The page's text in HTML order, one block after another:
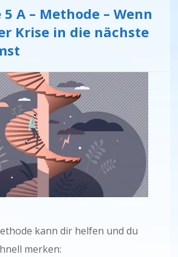
5 A – Methode – Wenn
Krise in die nächste
kann dir helfen und du
merken: